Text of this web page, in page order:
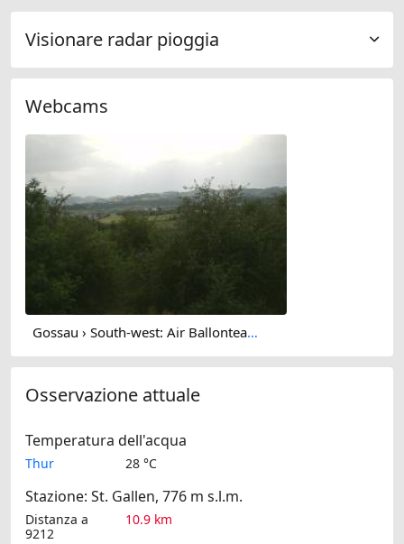
Visionare radar pioggia
Webcams
Gossau › South-west: Air Ballonteam Stefan Zeberli GmbH
Osservazione attuale
Temperatura dell'acqua
Thur 28 °C
Stazione: St. Gallen, 776 m s.l.m.
Distanza a
9212
10.9 km